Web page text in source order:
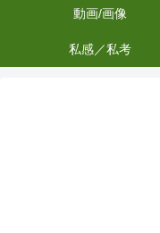
動画/画像
私感／私考